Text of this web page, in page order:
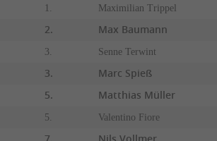
1. Maximilian Trippel
2. Max Baumann
3. Senne Terwint
3. Marc Spieß
5. Matthias Müller
5. Valentino Fiore